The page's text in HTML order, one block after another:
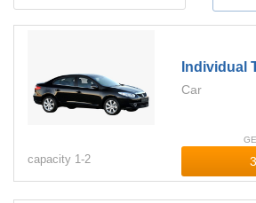
Individual
Car
capacity 1-2